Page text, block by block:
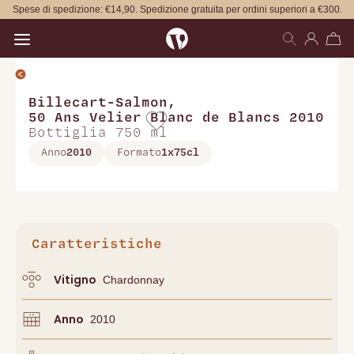
Spese di spedizione: €14,90. Spedizione gratuita per ordini superiori a €300.
Billecart-Salmon ,
50 Ans Velier Blanc de Blancs 2010
Bottiglia 750 ml
Anno2010 Formato1x75cl
Caratteristiche
Vitigno Chardonnay
Anno 2010